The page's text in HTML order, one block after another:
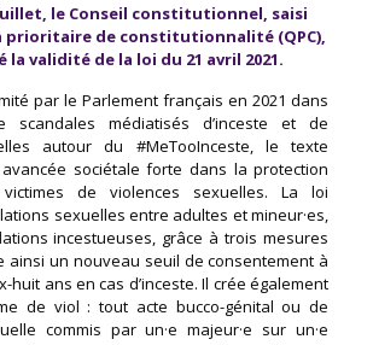
le Conseil constitutionnel, saisi
prioritaire de constitutionnalité (QPC),
la validité de la loi du 21 avril 2021.
par le Parlement français en 2021 dans
scandales médiatisés d’inceste et de
autour du #MeTooInceste, le texte
sociétale forte dans la protection
victimes de violences sexuelles. La loi
sexuelles entre adultes et mineur·es,
incestueuses, grâce à trois mesures
ainsi un nouveau seuil de consentement à
huit ans en cas d’inceste. Il crée également
de viol : tout acte bucco-génital ou de
commis par un·e majeur·e sur un·e